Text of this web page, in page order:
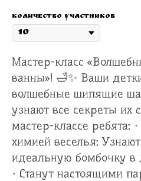
Количество участников
Мастер-класс
ванны»! 🛁✨ Ваши
волшебные шипящие
узнают все секреты их
мастер-классе ребята:
химией веселья:
идеальную бомбочку в
· Станут настоящими